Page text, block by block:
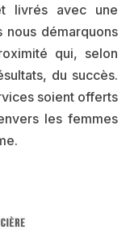
livrés avec une
nous démarquons
qui, selon
du succès.
soient offerts
les femmes